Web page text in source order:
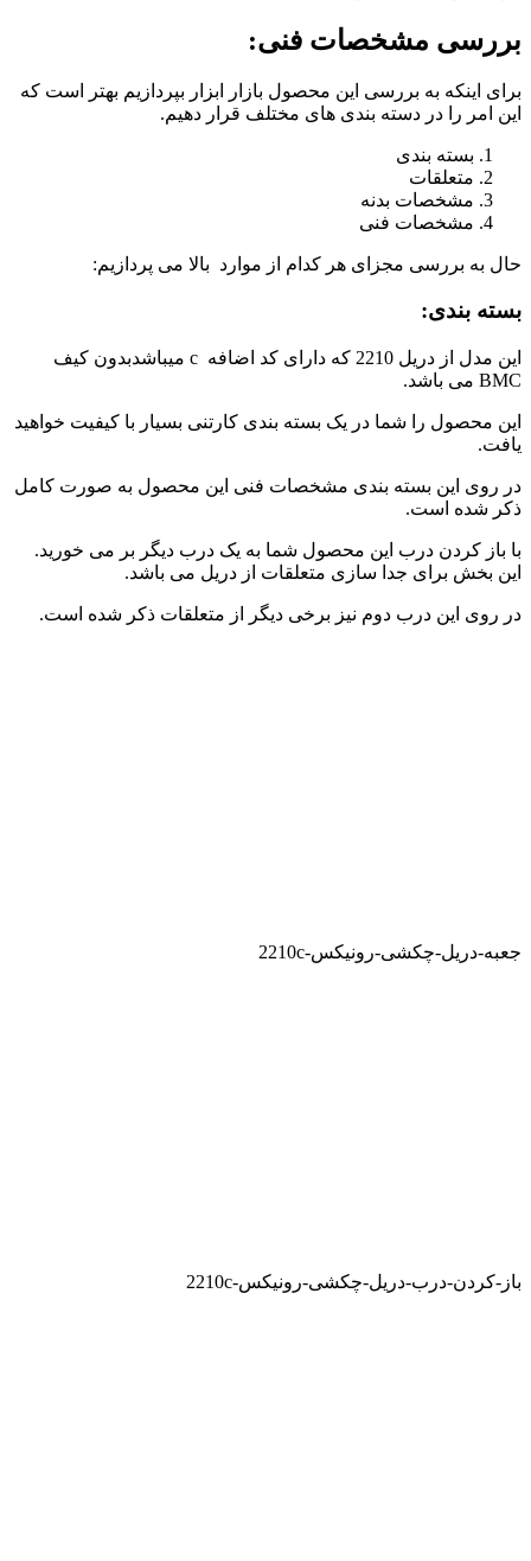
بررسی مشخصات فنی:
برای اینکه به بررسی این محصول بازار ابزار بپردازیم بهتر است که
این امر را در دسته بندی های مختلف قرار دهیم.
بسته بندی
متعلقات
مشخصات بدنه
مشخصات فنی
حال به بررسی مجزای هر کدام از موارد بالا می پردازیم:
بسته بندی:
این مدل از دریل 2210 که دارای کد اضافه c میباشدبدون کیف
BMC می باشد.
این محصول را شما در یک بسته بندی کارتنی بسیار با کیفیت خواهید
یافت.
در روی این بسته بندی مشخصات فنی این محصول به صورت کامل
ذکر شده است.
با باز کردن درب این محصول شما به یک درب دیگر بر می خورید.
این بخش برای جدا سازی متعلقات از دریل می باشد.
در روی این درب دوم نیز برخی دیگر از متعلقات ذکر شده است.
جعبه-دریل-چکشی-رونیکس-2210c
باز-کردن-درب-دریل-چکشی-رونیکس-2210c